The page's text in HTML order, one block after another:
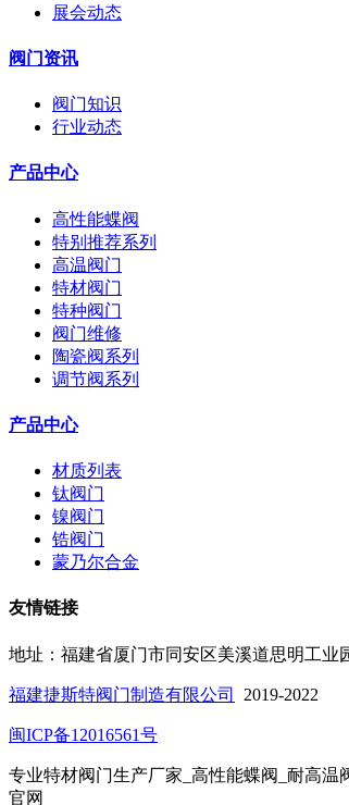
展会动态
阀门资讯
阀门知识
行业动态
产品中心
高性能蝶阀
特别推荐系列
高温阀门
特材阀门
特种阀门
阀门维修
陶瓷阀系列
调节阀系列
产品中心
材质列表
钛阀门
镍阀门
锆阀门
蒙乃尔合金
友情链接
地址：福建省厦门市同安区美溪道思明工业
福建捷斯特阀门制造有限公司 2019-2022
闽ICP备12016561号
专业特材阀门生产厂家_高性能蝶阀_耐高温
官网